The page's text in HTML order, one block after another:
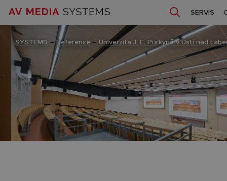
SERVIS
SYSTEMS – Reference – Univerzita J. E. Purkyně v Ústí nad